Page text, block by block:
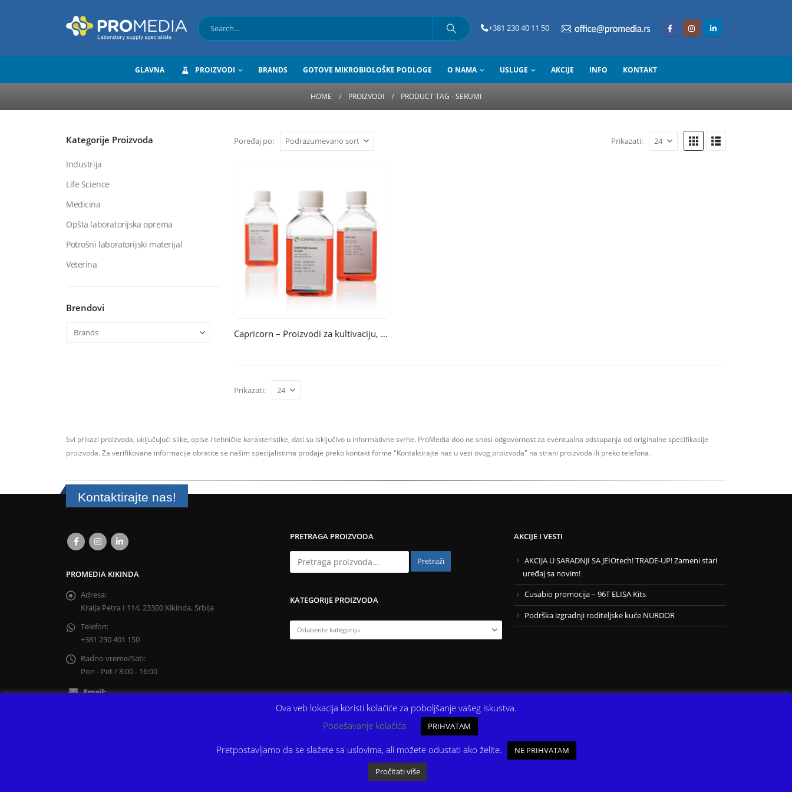
+381 230 40 11 50
GLAVNA PROIZVODI BRANDS GOTOVE MIKROBIOLOŠKE PODLOGE O NAMA USLUGE AKCIJE INFO KONTAKT
HOME PROIZVODI PRODUCT TAG -SERUMI
Poređaj po: Prikazati:
Capricorn – Proizvodi za kultivaciju, čuvanje i separaciju ćelija
Prikazati:
Kategorije Proizvoda
Industrija
Life Science
Medicina
Opšta laboratorijska oprema
Potrošni laboratorijski materijal
Veterina
Brendovi
Svi prikazi proizvoda, uključujući slike, opise i tehničke karakteristike, dati su isključivo u informativne svrhe. ProMedia doo ne snosi odgovornost za eventualna odstupanja od originalne specifikacije
proizvoda. Za verifikovane informacije obratite se našim specijalistima prodaje preko kontakt forme "Kontaktirajte nas u vezi ovog proizvoda" na strani proizvoda ili preko telefona.
Kontaktirajte nas!
PROMEDIA KIKINDA
Adresa:
Kralja Petra I 114, 23300 Kikinda, Srbija
Telefon:
+381 230 401 150
Radno vreme/Sati:
Pon - Pet / 8:00 - 16:00
PRETRAGA PROIZVODA
Pretraži
KATEGORIJE PROIZVODA
AKCIJE I VESTI
AKCIJA U SARADNJI SA JEIOtech! TRADE-UP! Zameni stari
uređaj sa novim!
Cusabio promocija – 96T ELISA Kits
Podrška izgradnji roditeljske kuće NURDOR
Ova veb lokacija koristi kolačiće za poboljšanje vašeg iskustva.
Podešavanje kolačića
PRIHVATAM
Pretpostavljamo da se slažete sa uslovima, ali možete odustati ako želite.
NE PRIHVATAM
Pročitati više